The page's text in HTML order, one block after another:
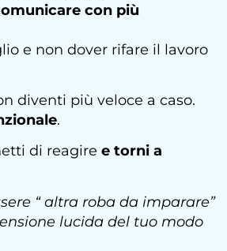
con più
e non dover rifare il lavoro
diventi più veloce a caso.
.
di reagire e torni a
“ altra roba da imparare”
lucida del tuo modo